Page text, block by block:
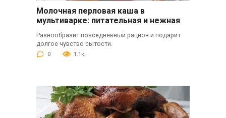
Молочная перловая каша в
мультиварке: питательная и нежная
Разнообразит повседневный рацион и подарит
долгое чувство сытости.
0 1.1к.